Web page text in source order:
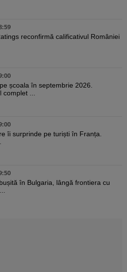
reconfirmă calificativul României
școala în septembrie 2026.
...
îi surprinde pe turiști în Franța.
în Bulgaria, lângă frontiera cu